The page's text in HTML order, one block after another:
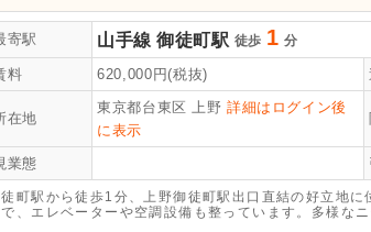
寄駅 山手線 御徒町駅 徒歩 1 分
料 620,000 円(税抜)
在地
東京都台東区 上野 詳細はログイン後
に表示
業態
町駅から徒歩1分、上野御徒町駅出口直結の好立地
で、エレベーターや空調設備も整っています。多様な